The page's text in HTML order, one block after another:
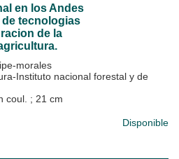
en los Andes
tecnologias
de la
morales
Instituto nacional forestal y de
coul. ; 21 cm
Disponible